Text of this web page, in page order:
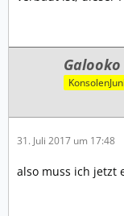
Galooko
31. Juli 2017 um 17:48
also muss ich jetzt